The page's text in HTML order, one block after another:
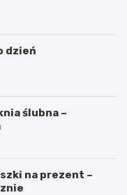
dzień
ślubna –
na prezent –